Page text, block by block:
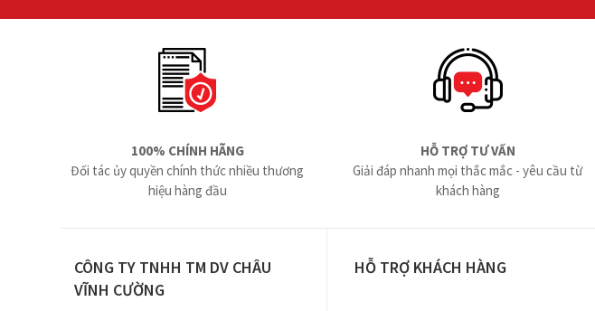
100% CHÍNH HÃNG
Đối tác ủy quyền chính thức nhiều thương
hiệu hàng đầu
HỖ TRỢ TƯ VẤN
Giải đáp nhanh mọi thắc mắc - yêu cầu từ
khách hàng
CÔNG TY TNHH TM DV CHÂU
VĨNH CƯỜNG
HỖ TRỢ KHÁCH HÀNG